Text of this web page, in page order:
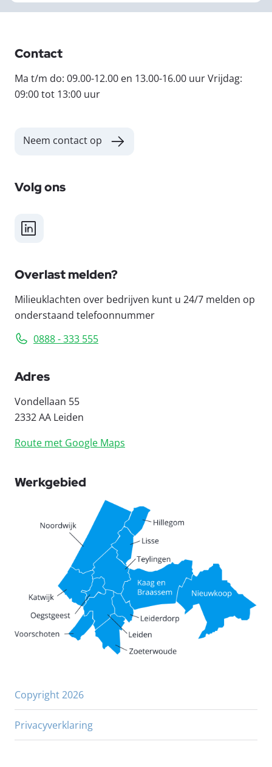
Contact
Ma t/m do: 09.00-12.00 en 13.00-16.00 uur Vrijdag:
09:00 tot 13:00 uur
Neem contact op
Volg ons
LinkedIn
Overlast melden?
Milieuklachten over bedrijven kunt u 24/7 melden op
onderstaand telefoonnummer
0888 - 333 555
Adres
Vondellaan 55
2332 AA Leiden
Route met Google Maps
Werkgebied
Copyright 2026
Privacyverklaring